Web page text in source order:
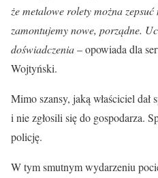
że metalowe rolety można
zamontujemy nowe, porządne.
doświadczenia– opowiada dla
Wojtyński.
Mimo szansy, jaką właściciel
i nie zgłosili się do gospodarza.
policję.
W tym smutnym wydarzeniu